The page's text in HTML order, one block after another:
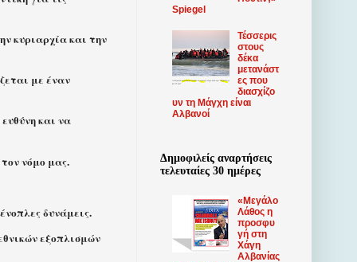
κυριαρχία και την
με έναν
και να
νόμο μας.
δυνάμεις.
εξοπλισμών
Spiegel
Τέσσερις
στους
δέκα
μετανάστ
ες που
διασχίζο
υν τη Μάγχη είναι
Αλβανοί
Δημοφιλείς αναρτήσεις
τελευταίες 30 ημέρες
«Μεγάλο
Λάθος η
προσφυ
γή στη
Χάγη
Αλβανίας